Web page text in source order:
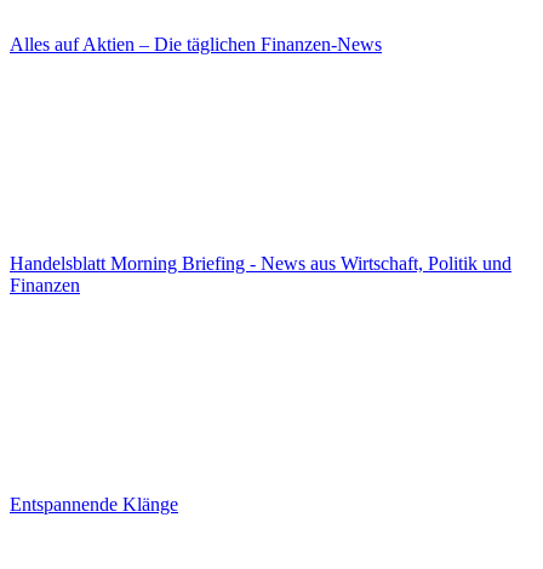
Alles auf Aktien – Die täglichen Finanzen-News
Handelsblatt Morning Briefing - News aus Wirtschaft, Politik und
Finanzen
Entspannende Klänge